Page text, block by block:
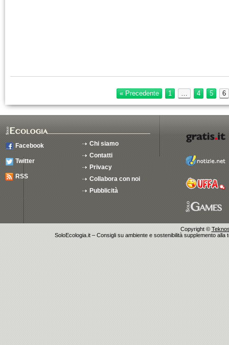
« Precedente 1 … 4 5 6
Facebook
Twitter
RSS
Chi siamo
Contatti
Privacy
Collabora con noi
Pubblicità
Copyright ©
SoloEcologia.it – Consigli su ambiente e sostenibilità supplemento